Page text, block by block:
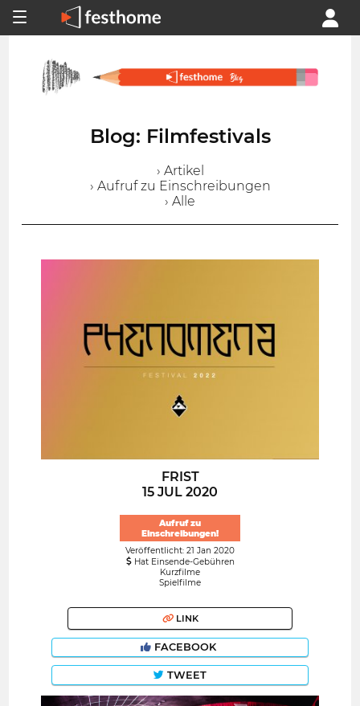
Blog: Filmfestivals
› Artikel
› Aufruf zu Einschreibungen
› Alle
FRIST
15 JUL 2020
Aufruf zu
Einschreibungen!
Veröffentlicht: 21 Jan 2020
Hat Einsende-Gebühren
Kurzfilme
Spielfilme
LINK
FACEBOOK
TWEET